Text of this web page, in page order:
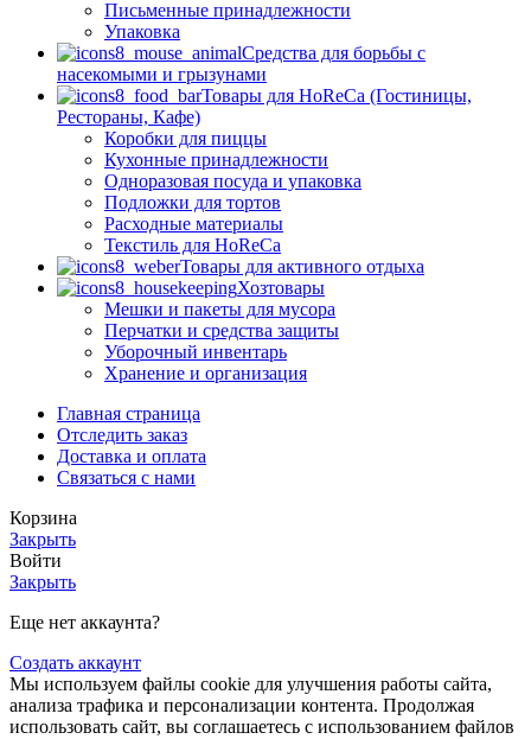
Письменные принадлежности
Упаковка
Средства для борьбы с
насекомыми и грызунами
Товары для HoReCa (Гостиницы,
Рестораны, Кафе)
Коробки для пиццы
Кухонные принадлежности
Одноразовая посуда и упаковка
Подложки для тортов
Расходные материалы
Текстиль для HoReCa
Товары для активного отдыха
Хозтовары
Мешки и пакеты для мусора
Перчатки и средства защиты
Уборочный инвентарь
Хранение и организация
Главная страница
Отследить заказ
Доставка и оплата
Связаться с нами
Корзина
Закрыть
Войти
Закрыть
Еще нет аккаунта?
Создать аккаунт
Мы используем файлы cookie для улучшения работы сайта,
анализа трафика и персонализации контента. Продолжая
использовать сайт, вы соглашаетесь с использованием файлов